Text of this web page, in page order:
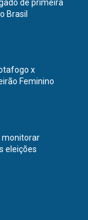
de primeira
Brasil
x
Feminino
monitorar
eleições